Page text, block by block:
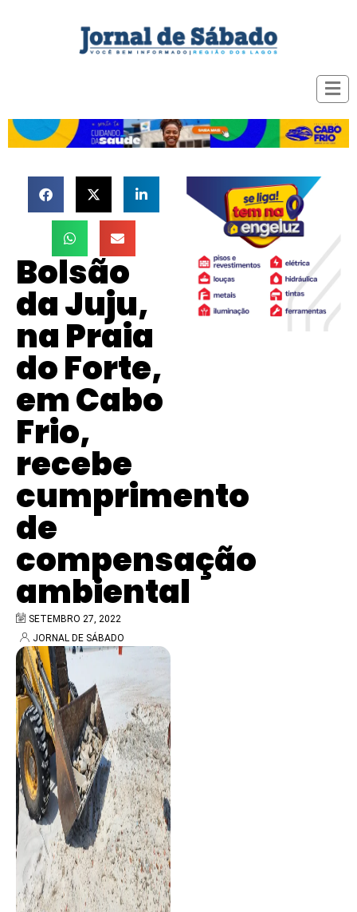
Bolsão
da Juju,
na Praia
do Forte,
em Cabo
Frio,
recebe
cumprimento
de
compensação
ambiental
SETEMBRO 27, 2022
JORNAL DE SÁBADO